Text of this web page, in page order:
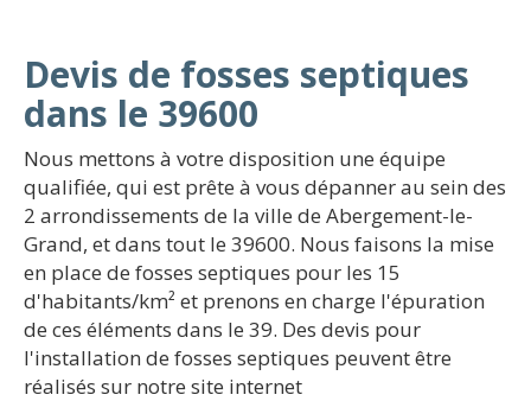
Devis de fosses septiques
dans le 39600
Nous mettons à votre disposition une équipe
qualifiée, qui est prête à vous dépanner au sein des
2 arrondissements de la ville de Abergement-le-
Grand, et dans tout le 39600. Nous faisons la mise
en place de fosses septiques pour les 15
d'habitants/km² et prenons en charge l'épuration
de ces éléments dans le 39. Des devis pour
l'installation de fosses septiques peuvent être
réalisés sur notre site internet